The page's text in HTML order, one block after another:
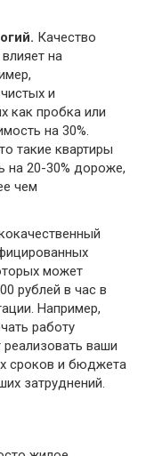
Качество
на
и
как пробка или
на 30%.
такие квартиры
на 20-30% дороже,
чем
может
рублей в час в
Например,
работу
ваши
сроков и бюджета
затруднений.